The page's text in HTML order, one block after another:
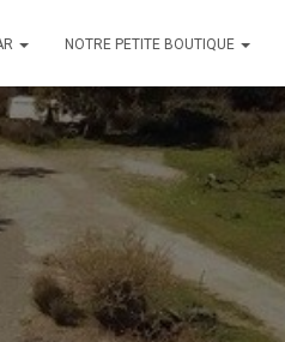
NOTRE PETITE BOUTIQUE